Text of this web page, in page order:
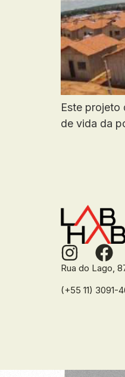
Este projeto
de vida da
Rua do Lago,
(+55 11) 3091-